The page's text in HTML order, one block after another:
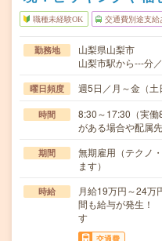
職種未経験OK 交通費別途支給
勤務地
山梨県山梨市
山梨市駅から---分
曜日頻度 週5日／月～金（土
時間
8:30～17:30（実
がある場合や配属
期間
無期雇用（テクノ
ます）
時給
月給19万円～24
間も給与が発生！
す
交通費